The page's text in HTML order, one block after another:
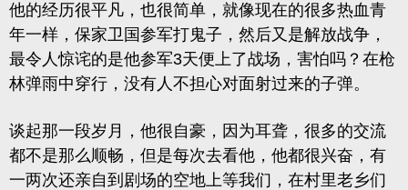
他的经历很平凡，也很简单，就像现在的很多热血青
年一样，保家卫国参军打鬼子，然后又是解放战争，
最令人惊诧的是他参军3天便上了战场，害怕吗？在枪
林弹雨中穿行，没有人不担心对面射过来的子弹。
谈起那一段岁月，他很自豪，因为耳聋，很多的交流
都不是那么顺畅，但是每次去看他，他都很兴奋，有
一两次还亲自到剧场的空地上等我们，在村里老乡们